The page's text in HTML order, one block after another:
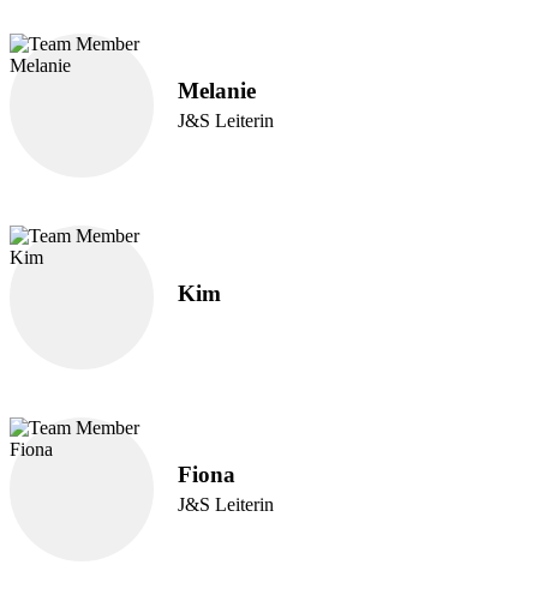
Melanie
J&S Leiterin
Kim
Fiona
J&S Leiterin